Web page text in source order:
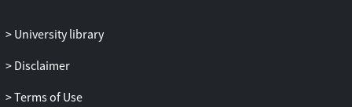
University library
Disclaimer
Terms of Use